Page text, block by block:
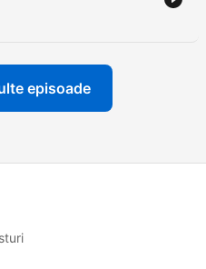
episoade